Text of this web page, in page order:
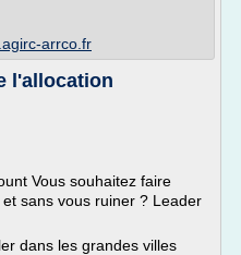
arrco.fr
l'allocation
Vous souhaitez faire
sans vous ruiner ? Leader
dans les grandes villes